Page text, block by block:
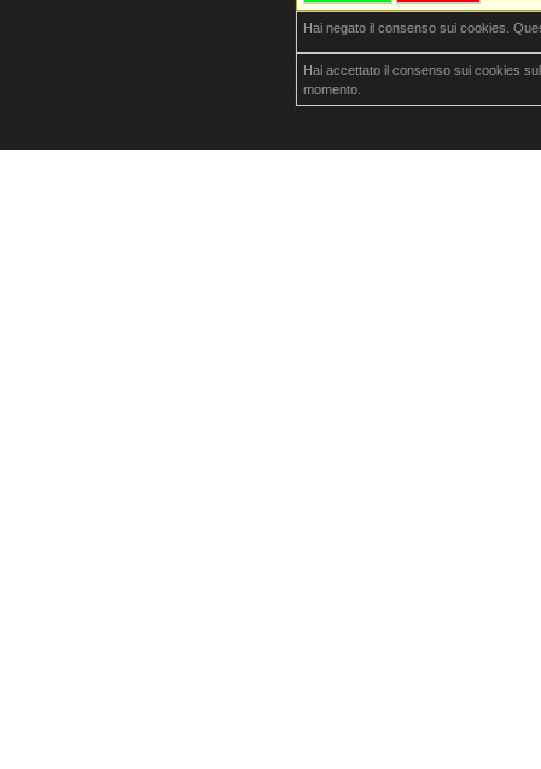
Hai negato il consenso sui cookies.
Hai accettato il consenso sui cookies
momento.